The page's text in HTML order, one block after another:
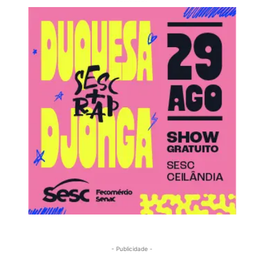
- Publicidade -